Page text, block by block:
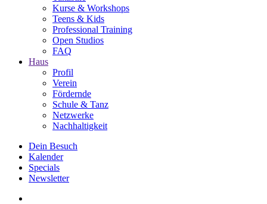
Kurse & Workshops
Teens & Kids
Professional Training
Open Studios
FAQ
Haus
Profil
Verein
Fördernde
Schule & Tanz
Netzwerke
Nachhaltigkeit
Dein Besuch
Kalender
Specials
Newsletter